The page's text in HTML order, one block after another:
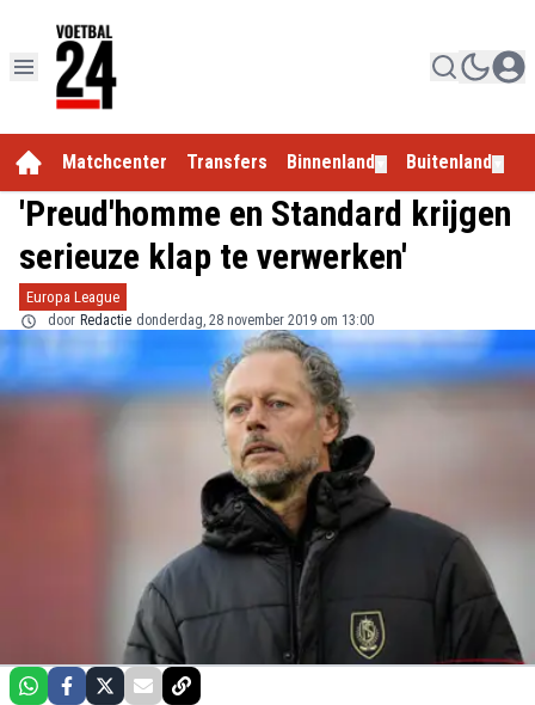
Matchcenter Transfers Binnenland Buitenland
'Preud'homme en Standard krijgen
serieuze klap te verwerken'
Europa League
door Redactie donderdag, 28 november 2019 om 13:00